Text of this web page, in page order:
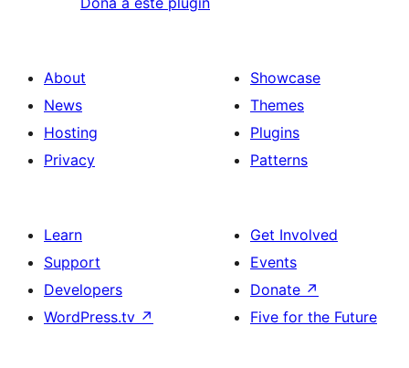
About
News
Hosting
Privacy
Showcase
Themes
Plugins
Patterns
Learn
Support
Developers
WordPress.tv ↗
Get Involved
Events
Donate ↗
Five for the Future